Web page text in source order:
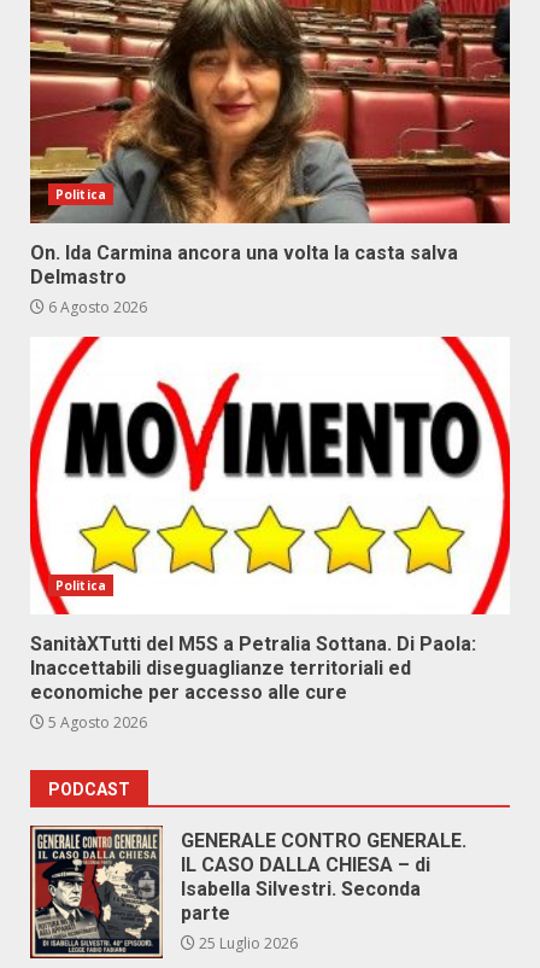
Politica
On. Ida Carmina ancora una volta la casta salva
Delmastro
6 Agosto 2026
Politica
SanitàXTutti del M5S a Petralia Sottana. Di Paola:
Inaccettabili diseguaglianze territoriali ed
economiche per accesso alle cure
5 Agosto 2026
PODCAST
GENERALE CONTRO GENERALE.
IL CASO DALLA CHIESA – di
Isabella Silvestri. Seconda
parte
25 Luglio 2026